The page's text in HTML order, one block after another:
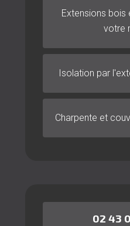
Extensions bois
votre
Isolation par
Charpente et
02 43